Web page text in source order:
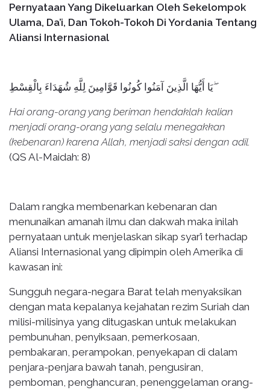
Pernyataan Yang Dikeluarkan Oleh Sekelompok
Ulama, Da’i, Dan Tokoh-Tokoh Di Yordania Tentang
Aliansi Internasional
يَا أَيُّهَا الَّذِينَ آمَنُوا كُونُوا قَوَّامِينَ لِلَّهِ شُهَدَاءَ بِالْقِسْطِ ۖ
Hai orang-orang yang beriman hendaklah kalian
menjadi orang-orang yang selalu menegakkan
(kebenaran) karena Allah, menjadi saksi dengan adil.
(QS Al-Maidah: 8)
Dalam rangka membenarkan kebenaran dan
menunaikan amanah ilmu dan dakwah maka inilah
pernyataan untuk menjelaskan sikap syar’i terhadap
Aliansi Internasional yang dipimpin oleh Amerika di
kawasan ini:
Sungguh negara-negara Barat telah menyaksikan
dengan mata kepalanya kejahatan rezim Suriah dan
milisi-milisinya yang ditugaskan untuk melakukan
pembunuhan, penyiksaan, pemerkosaan,
pembakaran, perampokan, penyekapan di dalam
penjara-penjara bawah tanah, pengusiran,
pemboman, penghancuran, penenggelaman orang-